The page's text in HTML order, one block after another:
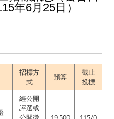
年6月25日）
招標方
式
預算
截止
投標
經公開
評選或